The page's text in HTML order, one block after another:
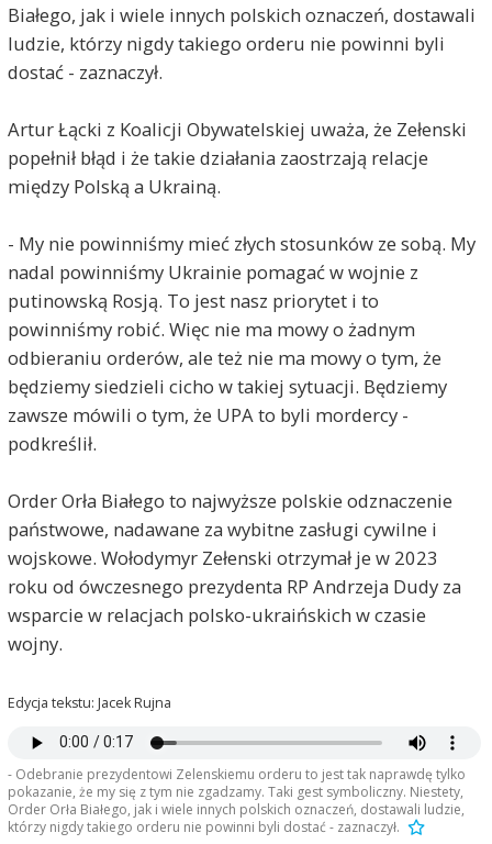
Białego, jak i wiele innych polskich oznaczeń, dostawali
ludzie, którzy nigdy takiego orderu nie powinni byli
dostać - zaznaczył.
Artur Łącki z Koalicji Obywatelskiej uważa, że Zełenski
popełnił błąd i że takie działania zaostrzają relacje
między Polską a Ukrainą.
- My nie powinniśmy mieć złych stosunków ze sobą. My
nadal powinniśmy Ukrainie pomagać w wojnie z
putinowską Rosją. To jest nasz priorytet i to
powinniśmy robić. Więc nie ma mowy o żadnym
odbieraniu orderów, ale też nie ma mowy o tym, że
będziemy siedzieli cicho w takiej sytuacji. Będziemy
zawsze mówili o tym, że UPA to byli mordercy -
podkreślił.
Order Orła Białego to najwyższe polskie odznaczenie
państwowe, nadawane za wybitne zasługi cywilne i
wojskowe. Wołodymyr Zełenski otrzymał je w 2023
roku od ówczesnego prezydenta RP Andrzeja Dudy za
wsparcie w relacjach polsko-ukraińskich w czasie
wojny.
Edycja tekstu: Jacek Rujna
- Odebranie prezydentowi Zelenskiemu orderu to jest tak naprawdę tylko
pokazanie, że my się z tym nie zgadzamy. Taki gest symboliczny. Niestety,
Order Orła Białego, jak i wiele innych polskich oznaczeń, dostawali ludzie,
którzy nigdy takiego orderu nie powinni byli dostać - zaznaczył.
marek 2026-06-02, godz. 07:36